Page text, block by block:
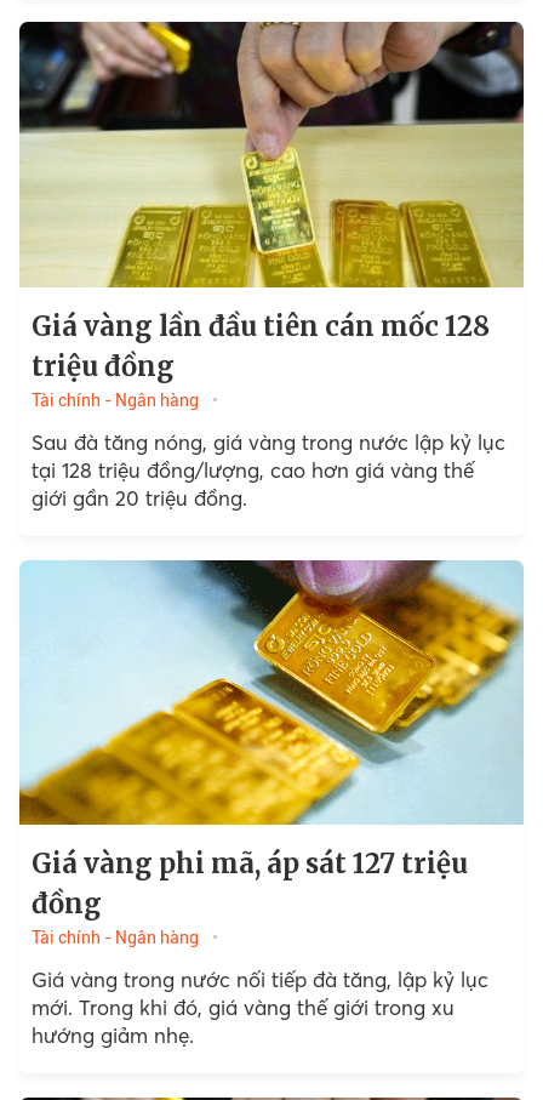
Giá vàng lần đầu tiên cán mốc 128
triệu đồng
Tài chính - Ngân hàng
Sau đà tăng nóng, giá vàng trong nước lập kỷ lục
tại 128 triệu đồng/lượng, cao hơn giá vàng thế
giới gần 20 triệu đồng.
Giá vàng phi mã, áp sát 127 triệu
đồng
Tài chính - Ngân hàng
Giá vàng trong nước nối tiếp đà tăng, lập kỷ lục
mới. Trong khi đó, giá vàng thế giới trong xu
hướng giảm nhẹ.